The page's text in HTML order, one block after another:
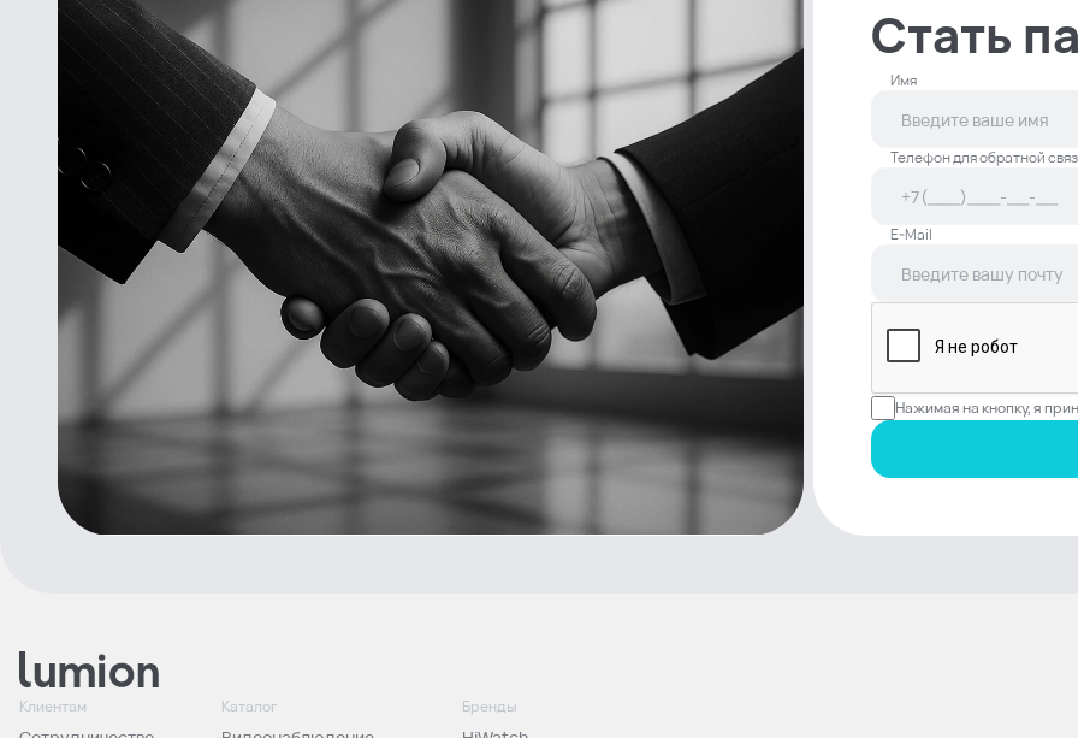
Стать
Имя
Телефон для обратной
E-Mail
Нажимая на кнопку, я
Клиентам Каталог Бренды